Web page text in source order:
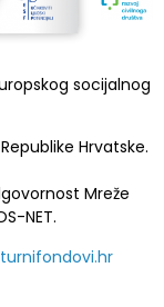
socijalnog
Hrvatske.
Mreže
NET.